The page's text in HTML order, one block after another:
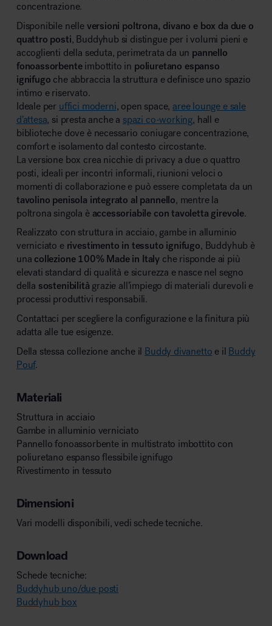
concentrazione.
Disponibile nelle versioni poltrona, divano e box da due o
quattro posti, Buddyhub si distingue per i volumi pieni e
accoglienti della seduta, perimetrata da un pannello
fonoassorbenteimbottito in poliuretano espanso
ignifugo che abbraccia la struttura e definisce uno spazio
intimo e riservato.
Ideale per uffici moderni, open space, aree lounge e sale
d’attesa, si presta anche a spazi co-working, hall e
biblioteche dove è necessario coniugare concentrazione,
comfort e isolamento dal contesto circostante.
La versione box crea nicchie di privacy a due o quattro
posti, ideali per incontri informali, riunioni veloci o
momenti di collaborazione e può essere completata da un
tavolino penisola integrato al pannello, mentre la
poltrona singola è accessoriabile con tavoletta girevole.
Realizzato con struttura in acciaio, gambe in alluminio
verniciato e rivestimento in tessuto ignifugo, Buddyhub è
una collezione 100% Made in Italy che risponde ai più
elevati standard di qualità e sicurezza e nasce nel segno
della sostenibilità grazie all’impiego di materiali durevoli e
processi produttivi responsabili.
Contattaci per scegliere la configurazione e la finitura più
adatta alle tue esigenze.
Della stessa collezione anche il Buddy divanetto e il Buddy
Pouf.
Materiali
Struttura in acciaio
Gambe in alluminio verniciato
Pannello fonoassorbente in multistrato imbottito con
poliuretano espanso flessibile ignifugo
Rivestimento in tessuto
Dimensioni
Vari modelli disponibili, vedi schede tecniche.
Download
Schede tecniche:
Buddyhub uno/due posti
Buddyhub box